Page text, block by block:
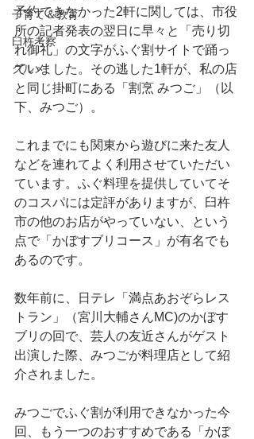
子育て＆教育
臼杵考察
グルメ
予約できなかった2軒に関しては、市役
所の記者発表の翌日に早々と「売り切
れ御礼」の文字がふぐ割サイトで踊っ
ていました。その逃した1軒が、私の店
と同じ掛町にある「割烹 みつご」（以
下、みつご）。
これまでにも関東から遊びに来た友人
などを連れてよく利用させていただい
ています。ふぐ料理を提供していてそ
のコスパには定評がありますが、臼杵
市の他のお店がやっていない、という
点で「かぼすブリコース」が有名でも
あるのです。
数年前に、日テレ「満点あおぞらレス
トラン」（宮川大輔さんMC)のかぼす
ブリの回で、芸人の友近さんがゲスト
出演した際、みつごが料理店として紹
介されました。
みつごでふぐ割が利用できなかった今
回、もう一つのおすすめである「かぼ